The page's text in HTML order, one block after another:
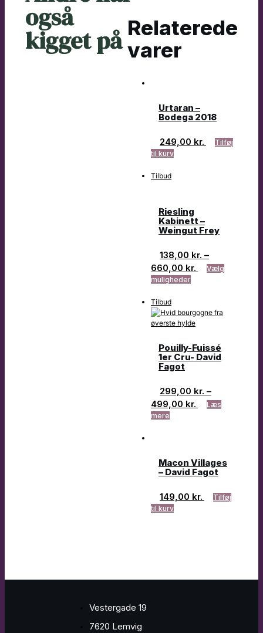
også
kigget på Relaterede
varer
Urtaran –
Bodega 2018
249,00 kr.
Tilføj
til kurv
Tilbud
Riesling
Kabinett –
Weingut Frey
138,00 kr. –
660,00 kr.
Vælg
muligheder
Tilbud
Pouilly-Fuissé
1er Cru- David
Fagot
299,00 kr. –
499,00 kr.
Læs
mere
Macon Villages
– David Fagot
149,00 kr.
Tilføj
til kurv
Vestergade 19
7620 Lemvig